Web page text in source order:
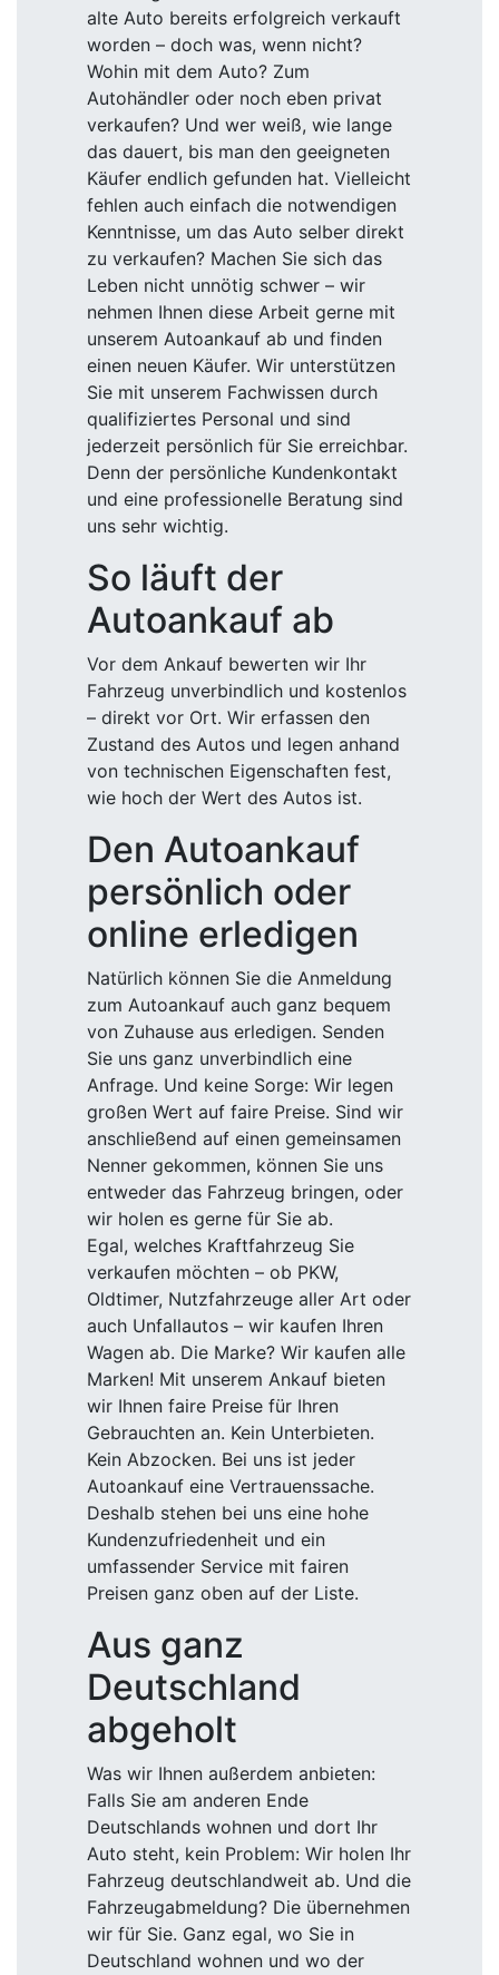
alte Auto bereits erfolgreich verkauft
worden – doch was, wenn nicht?
Wohin mit dem Auto? Zum
Autohändler oder noch eben privat
verkaufen? Und wer weiß, wie lange
das dauert, bis man den geeigneten
Käufer endlich gefunden hat. Vielleicht
fehlen auch einfach die notwendigen
Kenntnisse, um das Auto selber direkt
zu verkaufen? Machen Sie sich das
Leben nicht unnötig schwer – wir
nehmen Ihnen diese Arbeit gerne mit
unserem Autoankauf ab und finden
einen neuen Käufer. Wir unterstützen
Sie mit unserem Fachwissen durch
qualifiziertes Personal und sind
jederzeit persönlich für Sie erreichbar.
Denn der persönliche Kundenkontakt
und eine professionelle Beratung sind
uns sehr wichtig.
So läuft der
Autoankauf ab
Vor dem Ankauf bewerten wir Ihr
Fahrzeug unverbindlich und kostenlos
– direkt vor Ort. Wir erfassen den
Zustand des Autos und legen anhand
von technischen Eigenschaften fest,
wie hoch der Wert des Autos ist.
Den Autoankauf
persönlich oder
online erledigen
Natürlich können Sie die Anmeldung
zum Autoankauf auch ganz bequem
von Zuhause aus erledigen. Senden
Sie uns ganz unverbindlich eine
Anfrage. Und keine Sorge: Wir legen
großen Wert auf faire Preise. Sind wir
anschließend auf einen gemeinsamen
Nenner gekommen, können Sie uns
entweder das Fahrzeug bringen, oder
wir holen es gerne für Sie ab.
Egal, welches Kraftfahrzeug Sie
verkaufen möchten – ob PKW,
Oldtimer, Nutzfahrzeuge aller Art oder
auch Unfallautos – wir kaufen Ihren
Wagen ab. Die Marke? Wir kaufen alle
Marken! Mit unserem Ankauf bieten
wir Ihnen faire Preise für Ihren
Gebrauchten an. Kein Unterbieten.
Kein Abzocken. Bei uns ist jeder
Autoankauf eine Vertrauenssache.
Deshalb stehen bei uns eine hohe
Kundenzufriedenheit und ein
umfassender Service mit fairen
Preisen ganz oben auf der Liste.
Aus ganz
Deutschland
abgeholt
Was wir Ihnen außerdem anbieten:
Falls Sie am anderen Ende
Deutschlands wohnen und dort Ihr
Auto steht, kein Problem: Wir holen Ihr
Fahrzeug deutschlandweit ab. Und die
Fahrzeugabmeldung? Die übernehmen
wir für Sie. Ganz egal, wo Sie in
Deutschland wohnen und wo der